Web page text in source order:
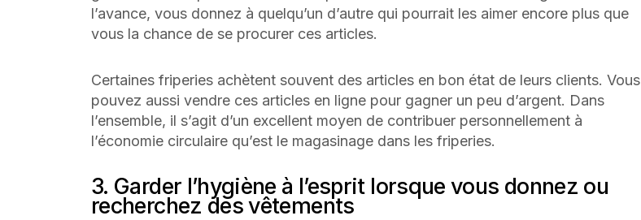
l’avance, vous donnez à quelqu’un d’autre qui pourrait les aimer encore plus que
vous la chance de se procurer ces articles.
Certaines friperies achètent souvent des articles en bon état de leurs clients. Vous
pouvez aussi vendre ces articles en ligne pour gagner un peu d’argent. Dans
l’ensemble, il s’agit d’un excellent moyen de contribuer personnellement à
l’économie circulaire qu’est le magasinage dans les friperies.
3. Garder l’hygiène à l’esprit lorsque vous donnez ou
recherchez des vêtements